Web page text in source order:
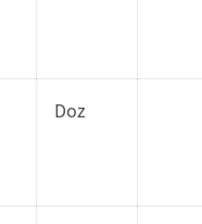
Doz